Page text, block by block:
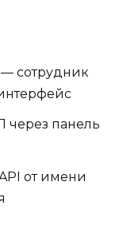
— сотрудник
через панель
от имени